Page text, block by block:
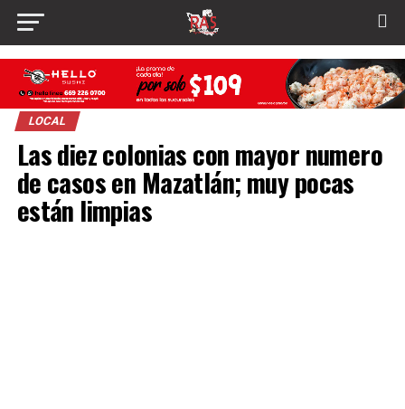
LOCAL
Las diez colonias con mayor numero
de casos en Mazatlán; muy pocas
están limpias